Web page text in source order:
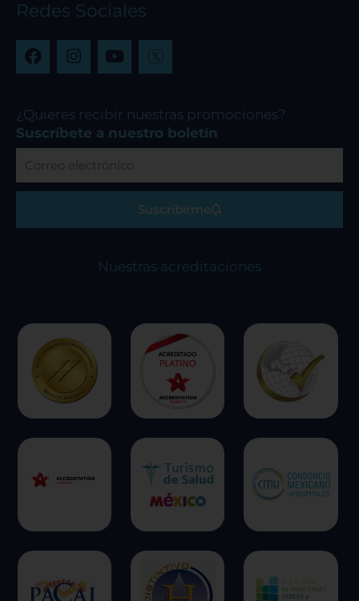
Redes Sociales
F
a
b
o
o
k
I
n
a
g
r
a
m
Y
o
u
b
e
¿Quieres recibir nuestras promociones?
Suscríbete a nuestro boletín
electrónico
Suscribirme
Nuestras acreditaciones